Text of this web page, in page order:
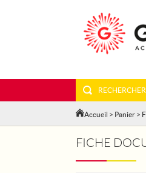
Accueil > Panier >
FICHE